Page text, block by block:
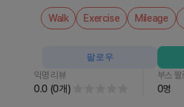
Walk Exercise Mileage
익명 리뷰
0.0 (0개)
부스 팔
0명
팔로우